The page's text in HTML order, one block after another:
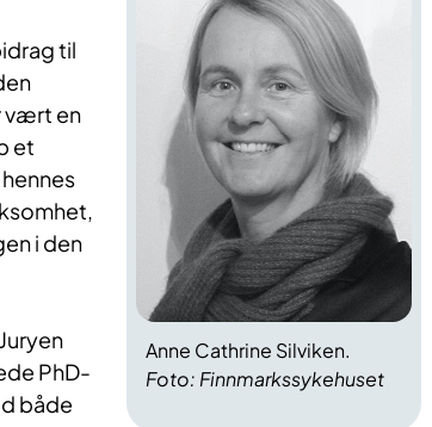
Foto: Finnmarkssykehuset
Anne Cathrine Silviken.
til
vært en
et
i den
PhD-
både